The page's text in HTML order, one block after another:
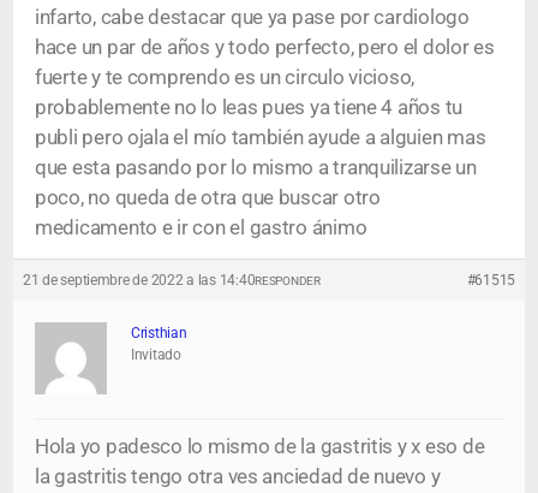
infarto, cabe destacar que ya pase por cardiologo
hace un par de años y todo perfecto, pero el dolor es
fuerte y te comprendo es un circulo vicioso,
probablemente no lo leas pues ya tiene 4 años tu
publi pero ojala el mío también ayude a alguien mas
que esta pasando por lo mismo a tranquilizarse un
poco, no queda de otra que buscar otro
medicamento e ir con el gastro ánimo
21 de septiembre de 2022 a las 14:40 #61515
RESPONDER
Cristhian
Invitado
Hola yo padesco lo mismo de la gastritis y x eso de
la gastritis tengo otra ves anciedad de nuevo y